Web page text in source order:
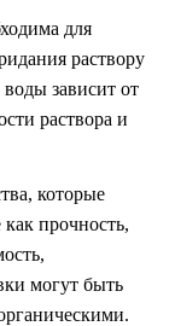
для
раствору
зависит от
раствора и
которые
прочность,
могут быть